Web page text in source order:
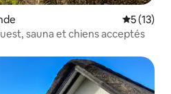
5 (13)
sauna et chiens acceptés